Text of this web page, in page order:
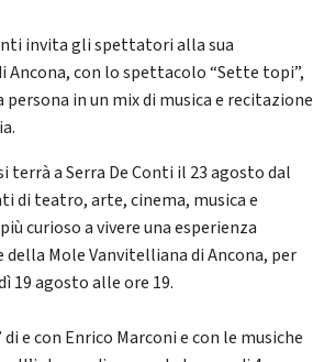
invita gli spettatori alla sua
con lo spettacolo “Sette topi”,
in un mix di musica e recitazione
terrà a Serra De Conti il 23 agosto dal
di teatro, arte, cinema, musica e
curioso a vivere una esperienza
Mole Vanvitelliana di Ancona, per
19 agosto alle ore 19.
e con Enrico Marconi e con le musiche